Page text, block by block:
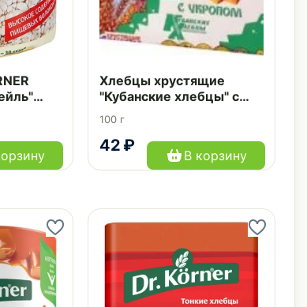
42 ₽
Хлебцы хрустящие
"Кубанские хлебцы" с
укропом упаковка 100 г
100 г
В корзину